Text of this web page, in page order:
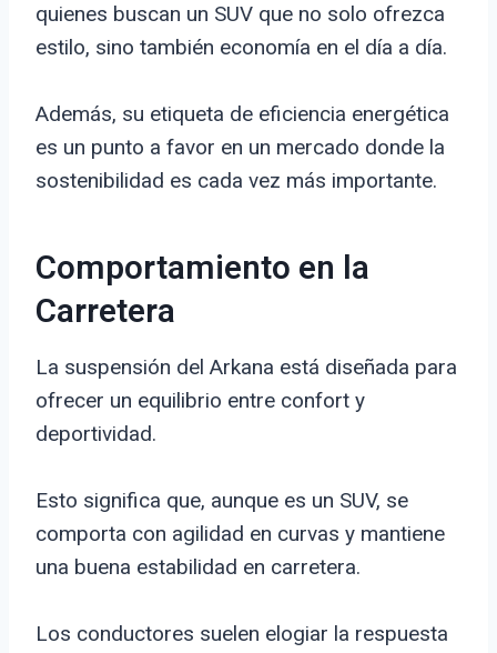
quienes buscan un SUV que no solo ofrezca
estilo, sino también economía en el día a día.
Además, su etiqueta de eficiencia energética
es un punto a favor en un mercado donde la
sostenibilidad es cada vez más importante.
Comportamiento en la
Carretera
La suspensión del Arkana está diseñada para
ofrecer un equilibrio entre confort y
deportividad.
Esto significa que, aunque es un SUV, se
comporta con agilidad en curvas y mantiene
una buena estabilidad en carretera.
Los conductores suelen elogiar la respuesta